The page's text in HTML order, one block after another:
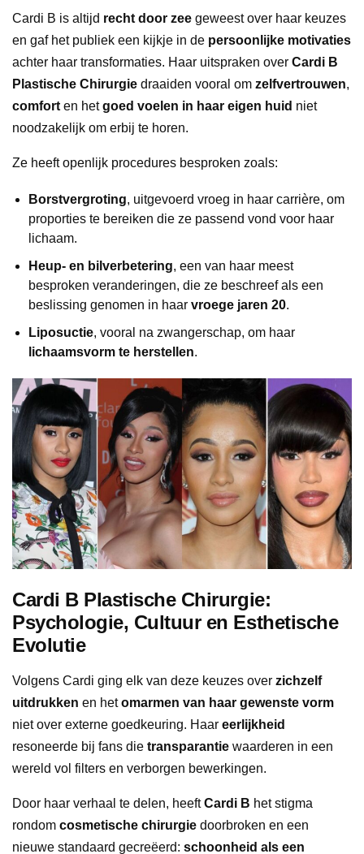
Cardi B is altijd recht door zee geweest over haar keuzes
en gaf het publiek een kijkje in de persoonlijke motivaties
achter haar transformaties. Haar uitspraken over Cardi B
Plastische Chirurgie draaiden vooral om zelfvertrouwen,
comfort en hetgoed voelen in haar eigen huid niet
noodzakelijk om erbij te horen.
Ze heeft openlijk procedures besproken zoals:
Borstvergroting, uitgevoerd vroeg in haar carrière, om
proporties te bereiken die ze passend vond voor haar
lichaam.
Heup- en bilverbetering, een van haar meest
besproken veranderingen, die ze beschreef als een
beslissing genomen in haar vroege jaren 20.
Liposuctie, vooral na zwangerschap, om haar
lichaamsvorm te herstellen.
Cardi B Plastische Chirurgie:
Psychologie, Cultuur en Esthetische
Evolutie
Volgens Cardi ging elk van deze keuzes over zichzelf
uitdrukken en hetomarmen van haar gewenste vorm
niet over externe goedkeuring. Haar eerlijkheid
resoneerde bij fans die transparantie waarderen in een
wereld vol filters en verborgen bewerkingen.
Door haar verhaal te delen, heeftCardi B het stigma
rondom cosmetische chirurgie doorbroken en een
nieuwe standaard gecreëerd: schoonheid als een